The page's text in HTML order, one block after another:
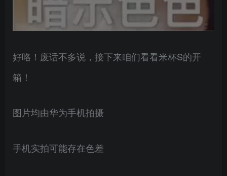
好咯！废话不多说，接下来咱们看看米杯S的开
箱！
图片均由华为手机拍摄
手机实拍可能存在色差